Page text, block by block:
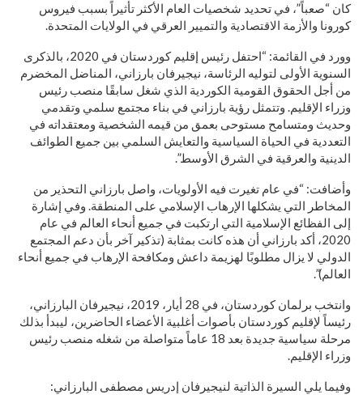
كان “صعباً”، في تحديد شخصيات العام الأكثر تأثيراً بسبب فيروس
كورونا والأزمة الاقتصادية والتميير العرقي في الولايات المتحدة.
وورد في القائمة: “احتفل رئيس إقليم كوردستان في 2020، بالذكرى
السنوية الأولى لتوليه الرئاسة، نيجيرفان بارزاني، المناضل المخضرم
من أجل الحقوق القومية الكوردية الذي شغل سابقًا منصب رئيس
وزراء الإقليم. وتتمثل رؤية بارزاني في بناء مجتمع سلمي وتقدمي
وحديث ومتسامح مستوحى بعمق من قيمه الشخصية ومعتقداته في
التعددية في الحياة السياسية والتعايش السلمي بين جميع الطوائف
الدينية والعرقية في الشرق الأوسط”.
وأضافت: “في عام تغيرت فيه الأولويات، واصل بارزاني التحذير من
المخاطر التي يشكلها الإرهاب الإسلامي على المنطقة. وفي إشارة
إلى الفظائع الإسلامية التي ارتكبت في جميع أنحاء العالم في عام
2020، أكد بارزاني أن هذه كانت بمثابة (تذكير آخر بأن دعم المجتمع
الدولي لا يزال مطلوبًا لهزيمة داعش ومكافحة الإرهاب في جميع أنحاء
العالم)”.
وانتخب برلمان كوردستان، في 28 أيار، 2019، نيجيرفان البارزاني،
رئيساً لإقليم كوردستان بأصوات أغلبية الأعضاء الحاضرين، ليبدأ بذلك
مرحلة سياسية جديدة بعد 18 عاماً متواصلة من شغله منصب رئيس
وزراء الإقليم.
وفيما يلي السيرة الذاتية لنيجيرفان إدريس مصطفى البارزاني: